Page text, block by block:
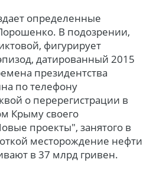
определенные
В подозрении,
фигурирует
датированный 2015
президентства
по телефону
о перерегистрации в
Крыму своего
проекты", занятого в
месторождение нефти
в 37 млрд гривен.